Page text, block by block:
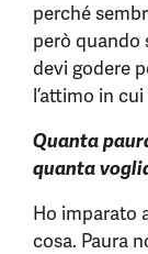
perché
però quando
devi godere
l’attimo in
Quanta
quanta
Ho imparato
cosa. Paura